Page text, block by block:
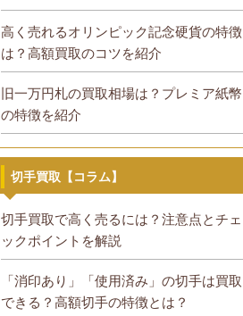
高く売れるオリンピック記念硬貨の特徴
は？高額買取のコツを紹介
旧一万円札の買取相場は？プレミア紙幣
の特徴を紹介
切手買取【コラム】
切手買取で高く売るには？注意点とチェ
ックポイントを解説
「消印あり」「使用済み」の切手は買取
できる？高額切手の特徴とは？